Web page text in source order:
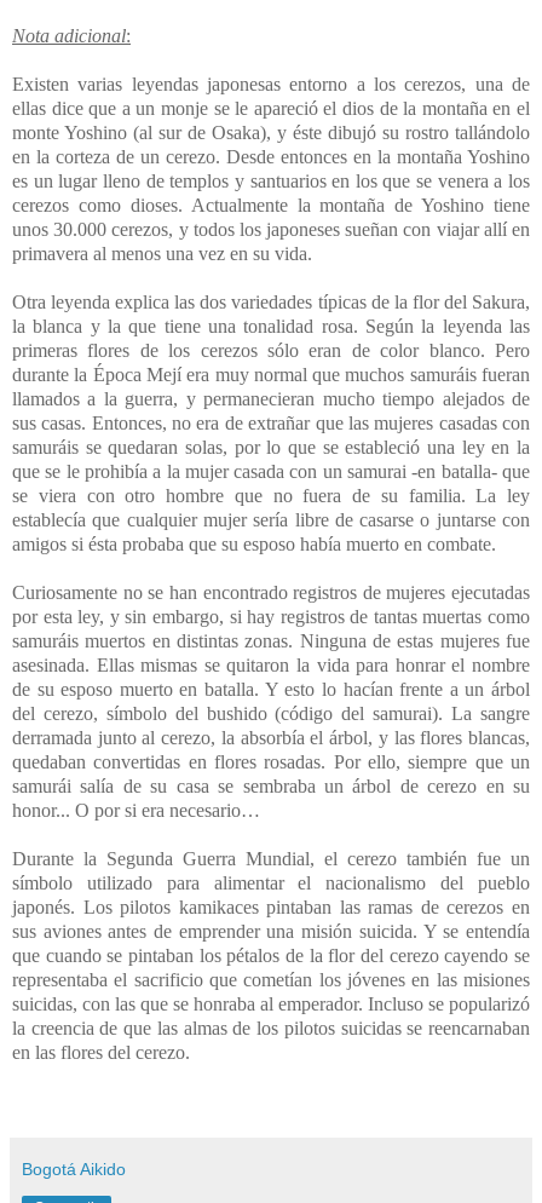
Nota adicional:
Existen varias leyendas japonesas entorno a los cerezos, una de
ellas dice que a un monje se le apareció el dios de la montaña en el
monte Yoshino (al sur de Osaka), y éste dibujó su rostro tallándolo
en la corteza de un cerezo. Desde entonces en la montaña Yoshino
es un lugar lleno de templos y santuarios en los que se venera a los
cerezos como dioses. Actualmente la montaña de Yoshino tiene
unos 30.000 cerezos, y todos los japoneses sueñan con viajar allí en
primavera al menos una vez en su vida.
Otra leyenda explica las dos variedades típicas de la flor del Sakura,
la blanca y la que tiene una tonalidad rosa. Según la leyenda las
primeras flores de los cerezos sólo eran de color blanco. Pero
durante la Época Mejí era muy normal que muchos samuráis fueran
llamados a la guerra, y permanecieran mucho tiempo alejados de
sus casas. Entonces, no era de extrañar que las mujeres casadas con
samuráis se quedaran solas, por lo que se estableció una ley en la
que se le prohibía a la mujer casada con un samurai -en batalla- que
se viera con otro hombre que no fuera de su familia. La ley
establecía que cualquier mujer sería libre de casarse o juntarse con
amigos si ésta probaba que su esposo había muerto en combate.
Curiosamente no se han encontrado registros de mujeres ejecutadas
por esta ley, y sin embargo, si hay registros de tantas muertas como
samuráis muertos en distintas zonas. Ninguna de estas mujeres fue
asesinada. Ellas mismas se quitaron la vida para honrar el nombre
de su esposo muerto en batalla. Y esto lo hacían frente a un árbol
del cerezo, símbolo del bushido (código del samurai). La sangre
derramada junto al cerezo, la absorbía el árbol, y las flores blancas,
quedaban convertidas en flores rosadas. Por ello, siempre que un
samurái salía de su casa se sembraba un árbol de cerezo en su
honor... O por si era necesario…
Durante la Segunda Guerra Mundial, el cerezo también fue un
símbolo utilizado para alimentar el nacionalismo del pueblo
japonés. Los pilotos kamikaces pintaban las ramas de cerezos en
sus aviones antes de emprender una misión suicida. Y se entendía
que cuando se pintaban los pétalos de la flor del cerezo cayendo se
representaba el sacrificio que cometían los jóvenes en las misiones
suicidas, con las que se honraba al emperador. Incluso se popularizó
la creencia de que las almas de los pilotos suicidas se reencarnaban
en las flores del cerezo.
Bogotá Aikido